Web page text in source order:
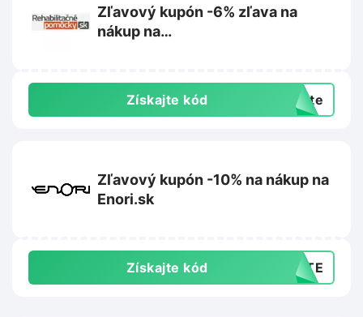
Zľavový kupón -6% zľava na
nákup na
Získajte kód exte
Zľavový kupón -10% na nákup na
Enori.sk
Získajte kód AJTE